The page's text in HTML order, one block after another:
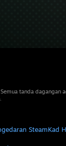
tanda
SteamKad